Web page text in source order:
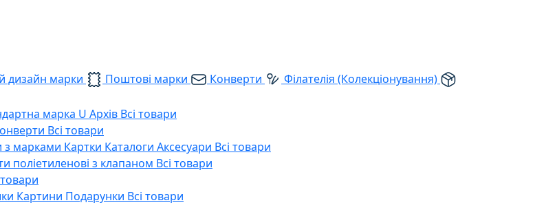
дизайн марки Поштові марки Конверти
Філателія (Колекціонування)
марка U Архів Всі товари
Всі товари
з марками Картки Каталоги Аксесуари Всі товари
поліетиленові з клапаном Всі товари
товари
Картини Подарунки Всі товари